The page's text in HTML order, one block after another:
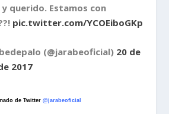
querido. Estamos con
pic.twitter.com/YCOEiboGKp
(@jarabeoficial) 20 de
2017
de Twitter @jarabeoficial